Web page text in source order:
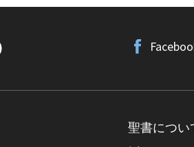
聖書につい